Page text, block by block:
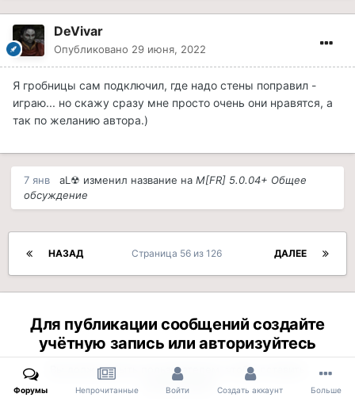
DeVivar
Опубликовано 29 июня, 2022
Я гробницы сам подключил, где надо стены поправил -
играю... но скажу сразу мне просто очень они нравятся, а
так по желанию автора.)
7 янв aL☢ изменил название на M[FR] 5.0.04+ Общее
обсуждение
НАЗАД ДАЛЕЕ
Страница 56 из 126
Для публикации сообщений создайте
учётную запись или авторизуйтесь
Вы должны быть пользователем, чтобы оставить
комментарий
Форумы Непрочитанные Войти Создать аккаунт Больше